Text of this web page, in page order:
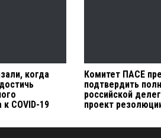
когда
COVID-19
Комитет ПАСЕ
подтвердить
российской
проект